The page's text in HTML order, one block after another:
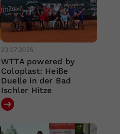
23.07.2025
WTTA powered by
Coloplast: Heiße
Duelle in der Bad
Ischler Hitze